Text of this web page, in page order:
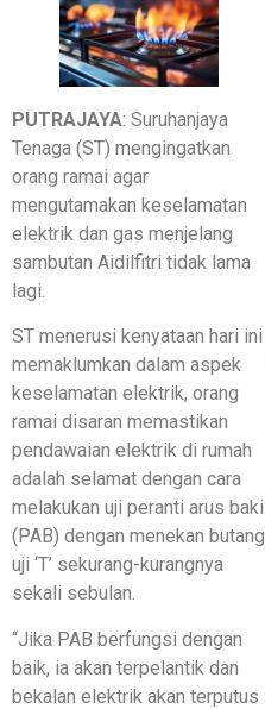
PUTRAJAYA: Suruhanjaya
Tenaga (ST) mengingatkan
orang ramai agar
mengutamakan keselamatan
elektrik dan gas menjelang
sambutan Aidilfitri tidak lama
lagi.
ST menerusi kenyataan hari ini
memaklumkan dalam aspek
keselamatan elektrik, orang
ramai disaran memastikan
pendawaian elektrik di rumah
adalah selamat dengan cara
melakukan uji peranti arus baki
(PAB) dengan menekan butang
uji ‘T’ sekurang-kurangnya
sekali sebulan.
“Jika PAB berfungsi dengan
baik, ia akan terpelantik dan
bekalan elektrik akan terputus